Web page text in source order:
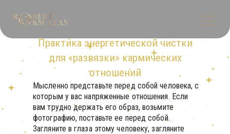
Практика энергетической чистки
для «развязки» кармических
отношений
Мысленно представьте перед собой человека, с
которым у вас напряженные отношения. Если
вам трудно держать его образ, возьмите
фотографию, поставьте ее перед собой.
Загляните в глаза этому человеку, загляните